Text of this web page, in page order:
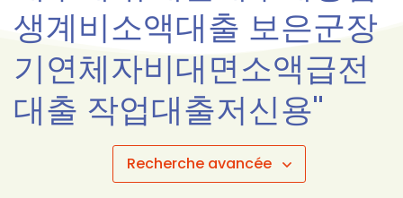
생계비소액대출 보은군장
기연체자비대면소액급전
대출 작업대출저신용"
Recherche avancée